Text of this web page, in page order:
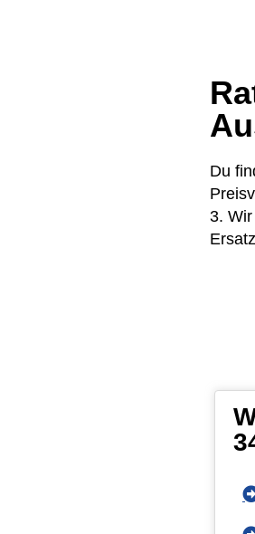
Du
3.